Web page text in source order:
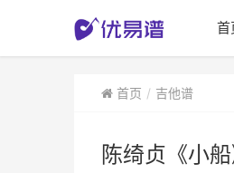
首
首页 吉他谱
陈绮贞《小